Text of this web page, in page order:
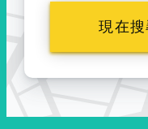
現在